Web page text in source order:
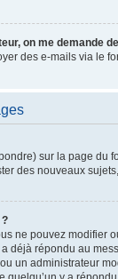
on me demande
des e-mails via le
sur la page du
des nouveaux
ne pouvez
déjà répondu au
un administrateur